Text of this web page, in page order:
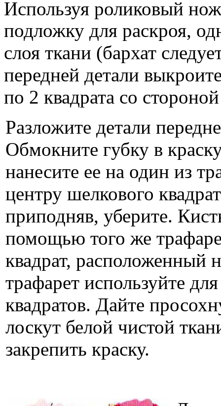
Используя роликовый
подложку для раскроя,
слоя ткани (бархат
передней детали
по 2 квадрата со стороной
Разложите детали
Обмокните губку в
нанесите ее на один из
центру шелкового
приподняв, уберите.
помощью того же
квадрат, расположенный
трафарет используйте
квадратов. Дайте
лоскут белой чистой
закрепить краску.